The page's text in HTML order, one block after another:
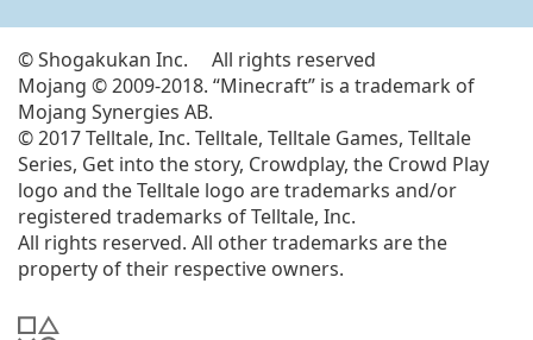
ィ
© Shogakukan Inc. All rights reserved
Mojang © 2009-2018. “Minecraft” is a trademark of
Mojang Synergies AB.
© 2017 Telltale, Inc. Telltale, Telltale Games, Telltale
Series, Get into the story, Crowdplay, the Crowd Play
logo and the Telltale logo are trademarks and/or
registered trademarks of Telltale, Inc.
All rights reserved. All other trademarks are the
property of their respective owners.